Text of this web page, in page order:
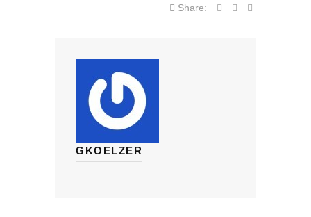
Share:
GKOELZER